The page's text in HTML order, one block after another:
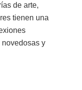
de arte,
tienen una
y